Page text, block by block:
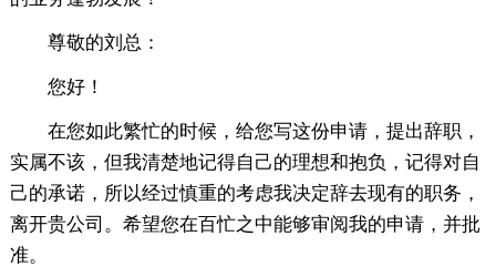
尊敬的刘总：
您好！
在您如此繁忙的时候，给您写这份申请，提出辞职，
实属不该，但我清楚地记得自己的理想和抱负，记得对自
己的承诺，所以经过慎重的考虑我决定辞去现有的职务，
离开贵公司。希望您在百忙之中能够审阅我的申请，并批
准。